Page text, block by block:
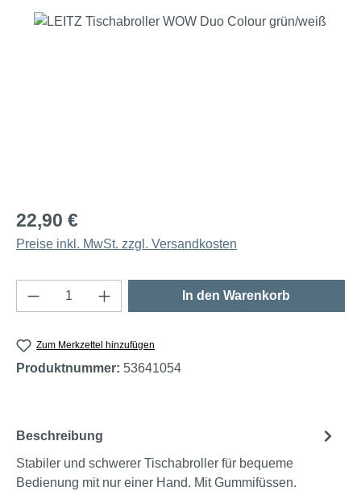
Bildergalerie überspringen
22,90 €
Preise inkl. MwSt. zzgl. Versandkosten
Produkt Anzahl: Gib den gewünschten
In den Warenkorb
Zum Merkzettel hinzufügen
Produktnummer: 53641054
Beschreibung
Stabiler und schwerer Tischabroller für bequeme
Bedienung mit nur einer Hand. Mit Gummifüssen.